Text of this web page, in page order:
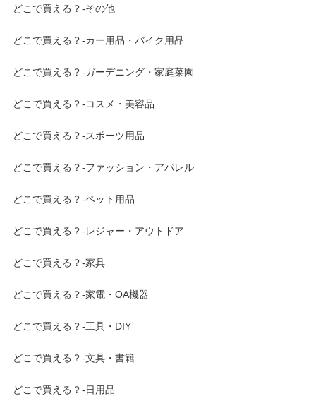
どこで買える？-その他
どこで買える？-カー用品・バイク用品
どこで買える？-ガーデニング・家庭菜園
どこで買える？-コスメ・美容品
どこで買える？-スポーツ用品
どこで買える？-ファッション・アパレル
どこで買える？-ペット用品
どこで買える？-レジャー・アウトドア
どこで買える？-家具
どこで買える？-家電・OA機器
どこで買える？-工具・DIY
どこで買える？-文具・書籍
どこで買える？-日用品